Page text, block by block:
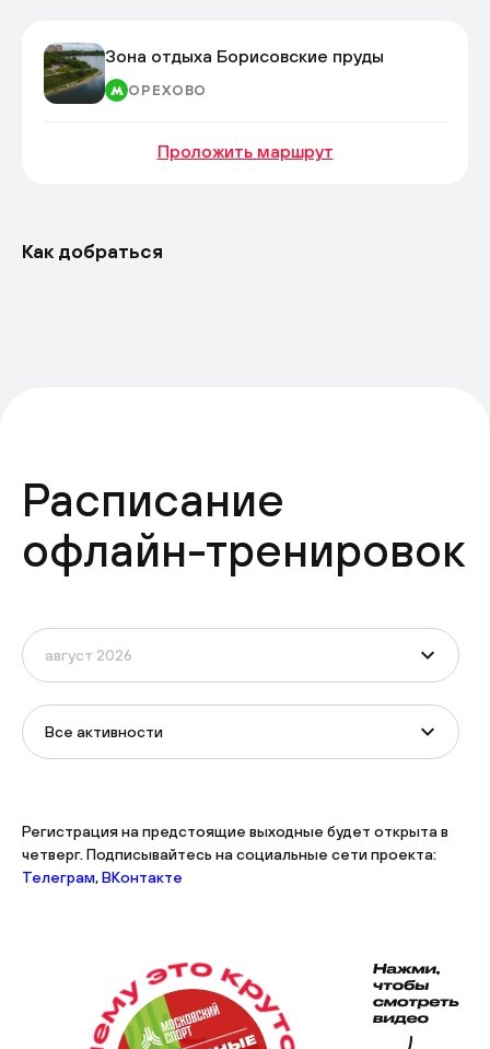
Зона отдыха Борисовские пруды
ОРЕХОВО
Проложить маршрут
Как добраться
Расписание
офлайн-тренировок
Все активности
Регистрация на предстоящие выходные будет открыта в
четверг. Подписывайтесь на социальные сети проекта:
Телеграм,ВКонтакте